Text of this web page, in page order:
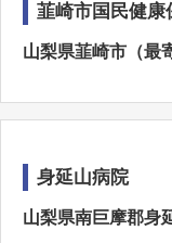
韮崎市国民健
山梨県韮崎市（最
身延山病院
山梨県南巨摩郡身